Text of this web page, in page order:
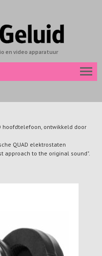
en video apparatuur
hoofdtelefoon, ontwikkeld door
QUAD elektrostaten
approach to the original sound".